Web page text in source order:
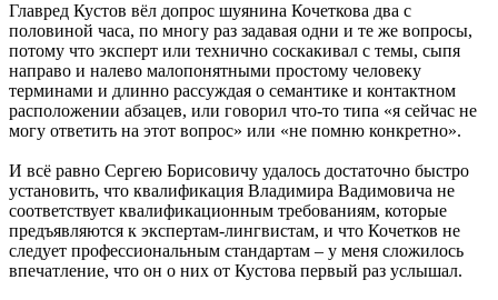
Главред Кустов вёл допрос шуянина Кочеткова два с
половиной часа, по многу раз задавая одни и те же вопросы,
потому что эксперт или технично соскакивал с темы, сыпя
направо и налево малопонятными простому человеку
терминами и длинно рассуждая о семантике и контактном
расположении абзацев, или говорил что-то типа «я сейчас не
могу ответить на этот вопрос» или «не помню конкретно».
И всё равно Сергею Борисовичу удалось достаточно быстро
установить, что квалификация Владимира Вадимовича не
соответствует квалификационным требованиям, которые
предъявляются к экспертам-лингвистам, и что Кочетков не
следует профессиональным стандартам – у меня сложилось
впечатление, что он о них от Кустова первый раз услышал.